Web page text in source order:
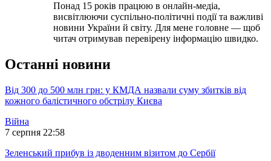
Понад 15 років працюю в онлайн-медіа,
висвітлюючи суспільно-політичні події та важливі
новини України й світу. Для мене головне — щоб
читач отримував перевірену інформацію швидко.
Останні новини
Від 300 до 500 млн грн: у КМДА назвали суму збитків від
кожного балістичного обстрілу Києва
Війна
7 серпня 22:58
Зеленський прибув із дводенним візитом до Сербії